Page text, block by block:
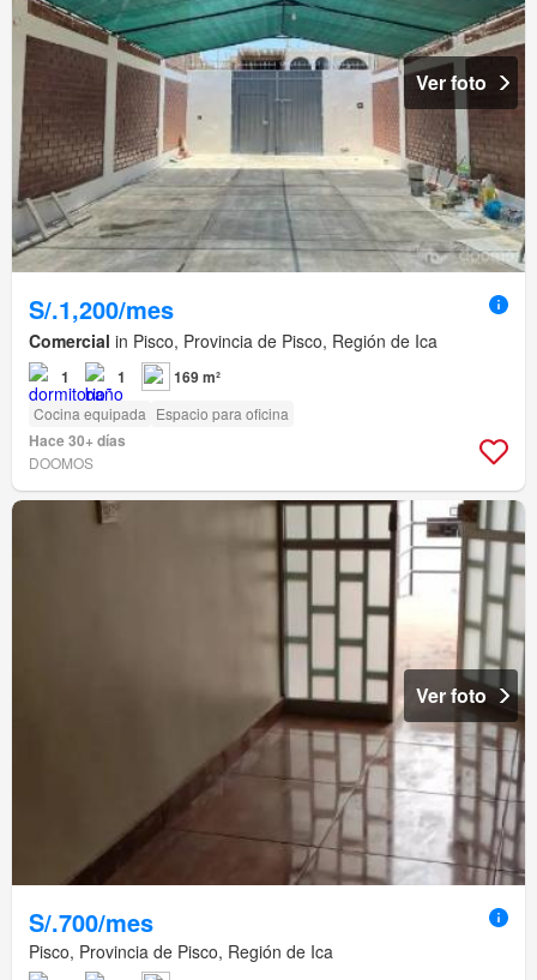
Ver foto
S/.1,200/mes
Comercial in Pisco, Provincia de Pisco, Región de Ica
1 1 169 m²
Cocina equipada Espacio para oficina
Hace 30+ días
DOOMOS
Ver foto
S/.700/mes
Pisco, Provincia de Pisco, Región de Ica